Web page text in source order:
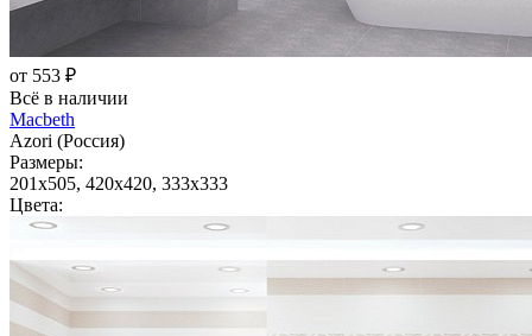
от 553 ₽
Всё в наличии
Macbeth
Azori (Россия)
Размеры:
201x505, 420x420, 333x333
Цвета: